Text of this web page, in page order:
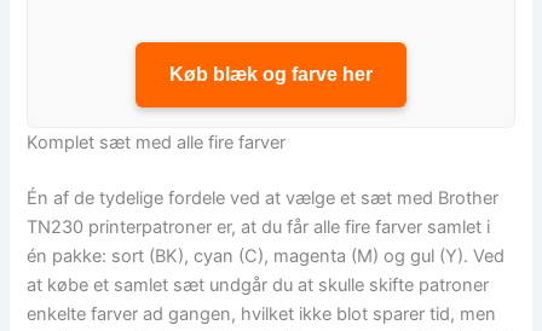
Køb blæk og farve her
Komplet sæt med alle fire farver
Én af de tydelige fordele ved at vælge et sæt med Brother
TN230 printerpatroner er, at du får alle fire farver samlet i
én pakke: sort (BK), cyan (C), magenta (M) og gul (Y). Ved
at købe et samlet sæt undgår du at skulle skifte patroner
enkelte farver ad gangen, hvilket ikke blot sparer tid, men